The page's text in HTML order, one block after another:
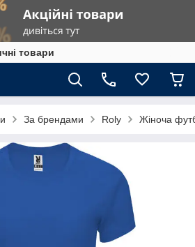
товари
За брендами Roly Жіноча